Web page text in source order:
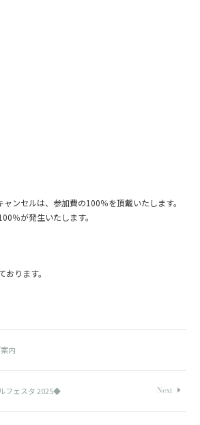
ンセルは、参加費の100％を頂戴いたします。
％が発生いたします。
ります。
内
フェスタ 2025◆